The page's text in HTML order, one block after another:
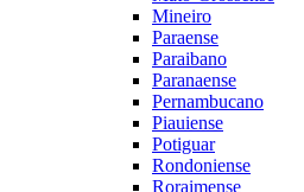
Mineiro
Paraense
Paraibano
Paranaense
Pernambucano
Piauiense
Potiguar
Rondoniense
Roraimense